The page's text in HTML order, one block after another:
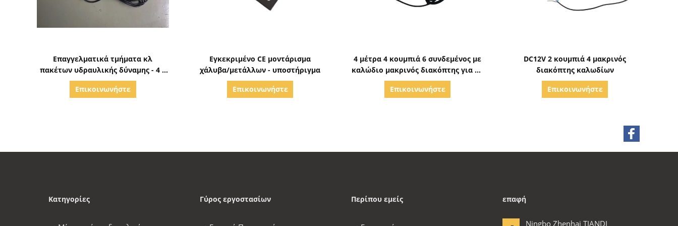
Επαγγελματικά τμήματα κλ
πακέτων υδραυλικής δύναμης - 4 2
κουμπιά 4 καλώδια μακρινά
Επικοινωνήστε
Εγκεκριμένο CE μοντάρισμα
χάλυβα/μετάλλων - υποστήριγμα
Επικοινωνήστε
4 μέτρα 4 κουμπιά 6 συνδεμένος με
καλώδιο μακρινός διακόπτης για τα
πακέτα υδραυλικής δύναμης
Επικοινωνήστε
DC12V 2 κουμπιά 4 μακρινός
διακόπτης καλωδίων
Επικοινωνήστε
Κατηγορίες Γύρος εργοστασίων Περίπου εμείς επαφή
Ningbo Zhenhai TIANDI